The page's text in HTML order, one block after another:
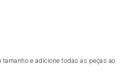
tamanho e adicione todas as peças ao